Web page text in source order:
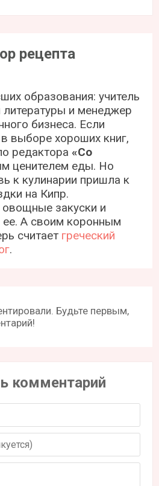
рецепта
образования: учитель
литературы и менеджер
бизнеса. Если
выборе хороших книг,
редактора«Со
ценителем еды. Но
к кулинарии пришла к
на Кипр.
закуски и
ее. А своим коронным
считает греческий
.
Будьте первым,
комментарий